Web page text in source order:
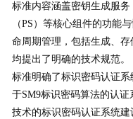
标准内容涵盖密钥生成服
（PS）等核心组件的功能
命周期管理，包括生成、
均提出了明确的技术规范。
标准明确了标识密码认证
于SM9标识密码算法的认
技术的标识密码认证系统建